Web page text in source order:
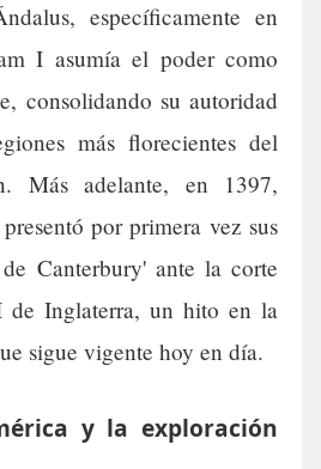
específicamente en
I asumía el poder como
consolidando su autoridad
más florecientes del
Más adelante, en 1397,
por primera vez sus
Canterbury' ante la corte
Inglaterra, un hito en la
sigue vigente hoy en día.
y la exploración